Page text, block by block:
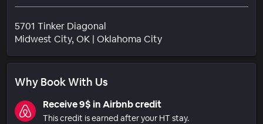
5701 Tinker Diagonal
Midwest City, OK | Oklahoma CityBarrio
Why Book With Us
Receive 9$ in Airbnb credit
This credit is earned after your HT stay.